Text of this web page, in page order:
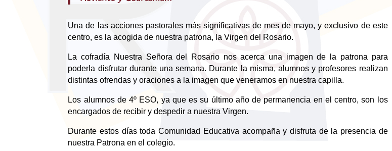
Una de las acciones pastorales más significativas de mes de mayo, y exclusivo de este
centro, es la acogida de nuestra patrona, la Virgen del Rosario.
La cofradía Nuestra Señora del Rosario nos acerca una imagen de la patrona para
poderla disfrutar durante una semana. Durante la misma, alumnos y profesores realizan
distintas ofrendas y oraciones a la imagen que veneramos en nuestra capilla.
Los alumnos de 4º ESO, ya que es su último año de permanencia en el centro, son los
encargados de recibir y despedir a nuestra Virgen.
Durante estos días toda Comunidad Educativa acompaña y disfruta de la presencia de
nuestra Patrona en el colegio.